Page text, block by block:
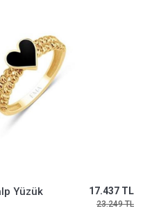
Küpe 27.202 TL
36.269 TL